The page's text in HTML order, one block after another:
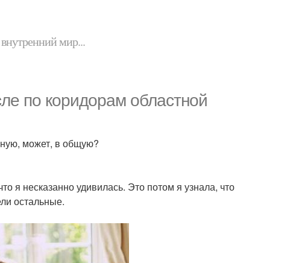
мир...
по коридорам областной
может, в общую?
я несказанно удивилась. Это потом я узнала, что
остальные.